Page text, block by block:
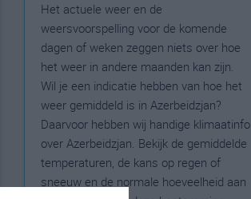
Het actuele weer en de
weersvoorspelling voor de komende
dagen of weken zeggen niets over hoe
het weer in andere maanden kan zijn.
Wil je een indicatie hebben van hoe het
weer gemiddeld is in Azerbeidzjan?
Daarvoor hebben wij handige klimaatinfo
over Azerbeidzjan. Bekijk de gemiddelde
temperaturen, de kans op regen of
sneeuw en de normale hoeveelheid aan